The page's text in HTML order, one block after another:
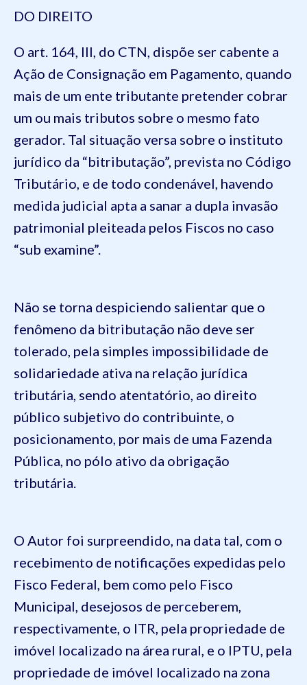
DO DIREITO
O art. 164, III, do CTN, dispõe ser cabente a
Ação de Consignação em Pagamento, quando
mais de um ente tributante pretender cobrar
um ou mais tributos sobre o mesmo fato
gerador. Tal situação versa sobre o instituto
jurídico da “bitributação”, prevista no Código
Tributário, e de todo condenável, havendo
medida judicial apta a sanar a dupla invasão
patrimonial pleiteada pelos Fiscos no caso
“sub examine”.
Não se torna despiciendo salientar que o
fenômeno da bitributação não deve ser
tolerado, pela simples impossibilidade de
solidariedade ativa na relação jurídica
tributária, sendo atentatório, ao direito
público subjetivo do contribuinte, o
posicionamento, por mais de uma Fazenda
Pública, no pólo ativo da obrigação
tributária.
O Autor foi surpreendido, na data tal, com o
recebimento de notificações expedidas pelo
Fisco Federal, bem como pelo Fisco
Municipal, desejosos de perceberem,
respectivamente, o ITR, pela propriedade de
imóvel localizado na área rural, e o IPTU, pela
propriedade de imóvel localizado na zona